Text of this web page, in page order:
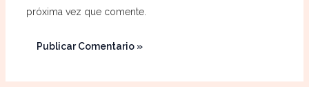
próxima vez que comente.